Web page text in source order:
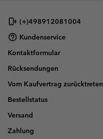
(+)498912081004
Kundenservice
Kontaktformular
Rücksendungen
Vom Kaufvertrag zurücktreten
Bestellstatus
Versand
Zahlung